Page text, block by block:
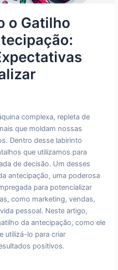
o Gatilho
complexa, repleta de
que moldam nossas
Dentro desse labirinto
que utilizamos para
de decisão. Um desses
antecipação, uma poderosa
para potencializar
como marketing, vendas,
pessoal. Neste artigo,
da antecipação, como ele
utilizá-lo para criar
positivos.